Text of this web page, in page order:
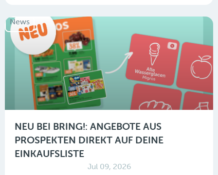
News
NEU BEI BRING!: ANGEBOTE AUS
PROSPEKTEN DIREKT AUF DEINE
EINKAUFSLISTE
Jul 09, 2026